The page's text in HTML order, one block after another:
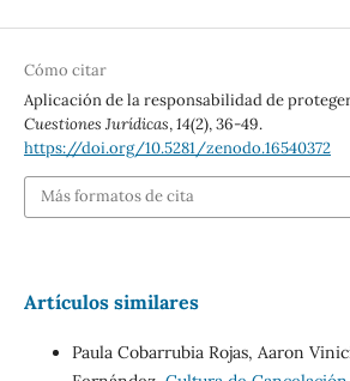
Cómo citar
Aplicación de la responsabilidad de
Cuestiones Jurídicas,14(2), 36-49.
https://doi.org/10.5281/zenodo.16540372
Más formatos de cita
Artículos similares
Paula Cobarrubia Rojas, Aaron